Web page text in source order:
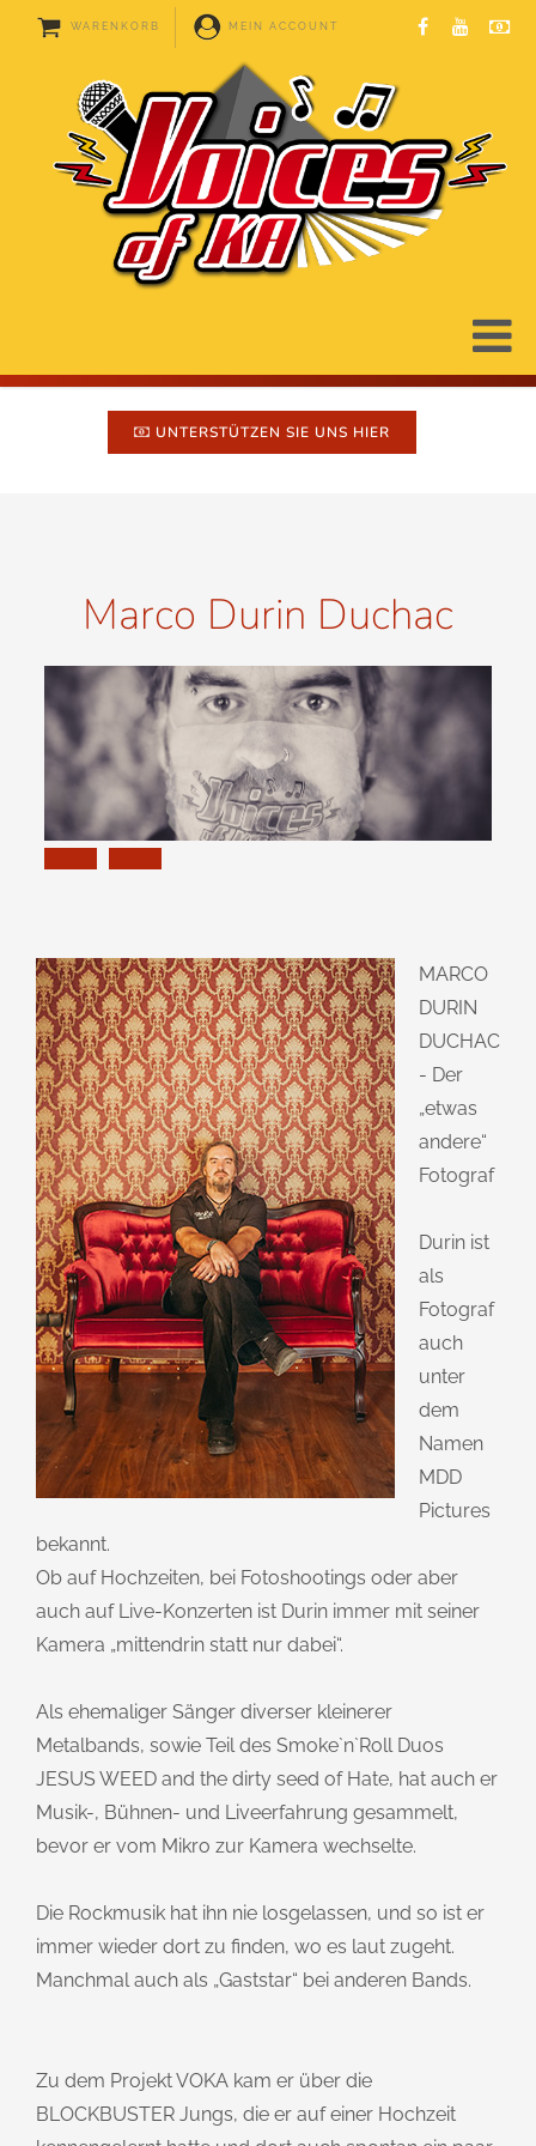
WARENKORB MEIN ACCOUNT
UNTERSTÜTZEN SIE UNS HIER
Marco Durin Duchac
MARCO
DURIN
DUCHAC
- Der
„etwas
andere“
Fotograf
Durin ist
als
Fotograf
auch
unter
dem
Namen
MDD
Pictures
bekannt.
Ob auf Hochzeiten, bei Fotoshootings oder aber
auch auf Live-Konzerten ist Durin immer mit seiner
Kamera „mittendrin statt nur dabei“.
Als ehemaliger Sänger diverser kleinerer
Metalbands, sowie Teil des Smoke`n`Roll Duos
JESUS WEED and the dirty seed of Hate, hat auch er
Musik-, Bühnen- und Liveerfahrung gesammelt,
bevor er vom Mikro zur Kamera wechselte.
Die Rockmusik hat ihn nie losgelassen, und so ist er
immer wieder dort zu finden, wo es laut zugeht.
Manchmal auch als „Gaststar“ bei anderen Bands.
Zu dem Projekt VOKA kam er über die
BLOCKBUSTER Jungs, die er auf einer Hochzeit